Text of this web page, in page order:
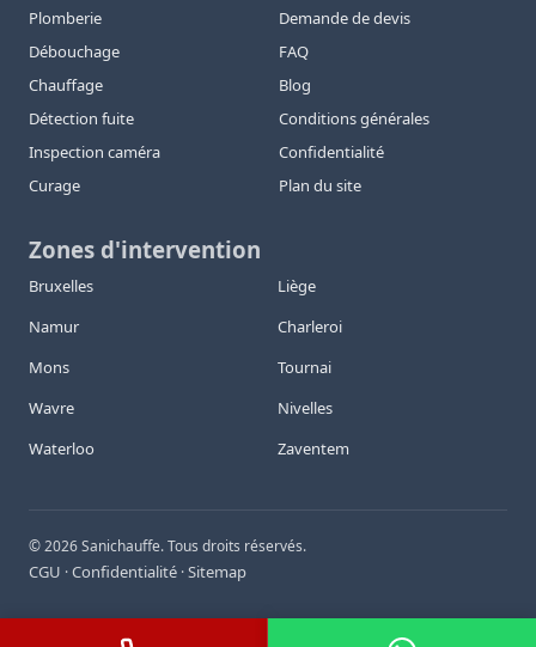
Plomberie
Débouchage
Chauffage
Détection fuite
Inspection caméra
Curage
Demande de devis
FAQ
Blog
Conditions générales
Confidentialité
Plan du site
Zones d'intervention
Bruxelles
Liège
Namur
Charleroi
Mons
Tournai
Wavre
Nivelles
Waterloo
Zaventem
©2026Sanichauffe. Tous droits réservés.
CGU ·Confidentialité ·Sitemap